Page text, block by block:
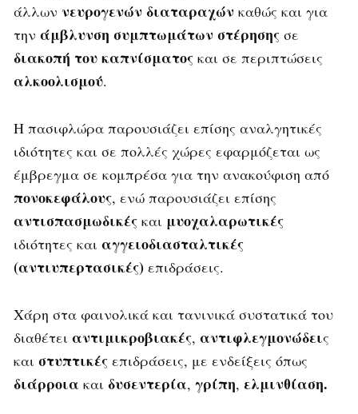
άλλων νευρογενών διαταραχών καθώς και για
την άμβλυνση συμπτωμάτων στέρησης σε
διακοπή του καπνίσματος και σε περιπτώσεις
αλκοολισμού.
Η πασιφλώρα παρουσιάζει επίσης αναλγητικές
ιδιότητες και σε πολλές χώρες εφαρμόζεται ως
έμβρεγμα σε κομπρέσα για την ανακούφιση από
πονοκεφάλους, ενώ παρουσιάζει επίσης
αντισπασμωδικές και μυοχαλαρωτικές
ιδιότητες και αγγειοδιασταλτικές
(αντιυπερτασικές) επιδράσεις.
Χάρη στα φαινολικά και τανινικά συστατικά του
διαθέτει αντιμικροβιακές, αντιφλεγμονώδεις
και στυπτικές επιδράσεις, με ενδείξεις όπως
διάρροια και δυσεντερία, γρίπη, ελμινθίαση.